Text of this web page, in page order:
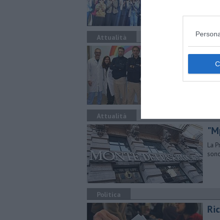
Attualità
Attualità
La
Politica